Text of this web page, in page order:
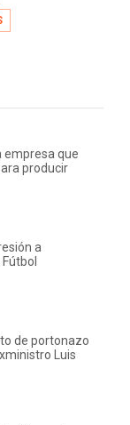
empresa que
producir
a
de portonazo
Luis